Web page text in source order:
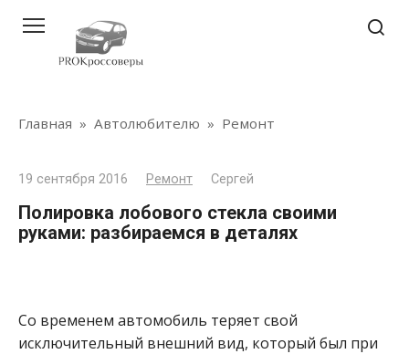
контенту
Главная » Автолюбителю » Ремонт
19 сентября 2016 Ремонт Сергей
Полировка лобового стекла своими
руками: разбираемся в деталях
Со временем автомобиль теряет свой
исключительный внешний вид, который был при